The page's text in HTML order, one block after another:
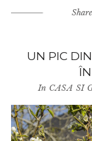
Share
UN PIC
In CASA SI